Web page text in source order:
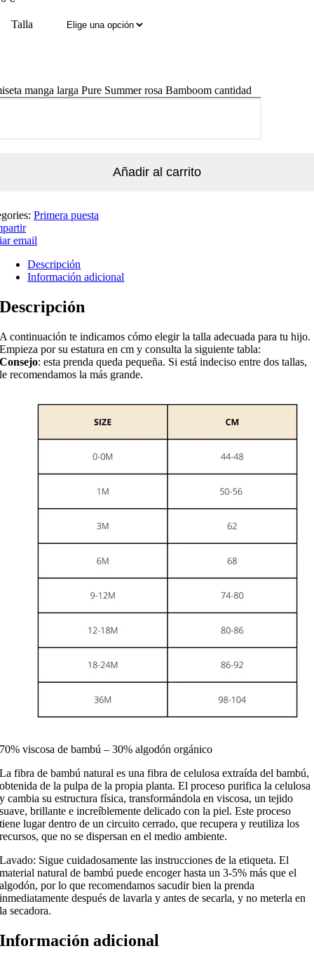
Talla
manga larga Pure Summer rosa Bamboom cantidad
Añadir al carrito
Primera puesta
email
Descripción
Información adicional
Descripción
A continuación te indicamos cómo elegir la talla adecuada para tu hijo.
Empieza por su estatura en cm y consulta la siguiente tabla:
Consejo: esta prenda queda pequeña. Si está indeciso entre dos tallas,
le recomendamos la más grande.
70% viscosa de bambú – 30% algodón orgánico
La fibra de bambú natural es una fibra de celulosa extraída del bambú,
obtenida de la pulpa de la propia planta. El proceso purifica la celulosa
y cambia su estructura física, transformándola en viscosa, un tejido
suave, brillante e increíblemente delicado con la piel. Este proceso
tiene lugar dentro de un circuito cerrado, que recupera y reutiliza los
recursos, que no se dispersan en el medio ambiente.
Lavado: Sigue cuidadosamente las instrucciones de la etiqueta. El
material natural de bambú puede encoger hasta un 3-5% más que el
algodón, por lo que recomendamos sacudir bien la prenda
inmediatamente después de lavarla y antes de secarla, y no meterla en
la secadora.
Información adicional